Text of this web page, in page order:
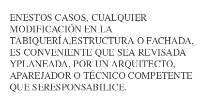
ENESTOS CASOS, CUALQUIER
MODIFICACIÓN EN LA
TABIQUERÍA,ESTRUCTURA O FACHADA,
ES CONVENIENTE QUE SEA REVISADA
YPLANEADA, POR UN ARQUITECTO,
APAREJADOR O TÉCNICO COMPETENTE
QUE SERESPONSABILICE.